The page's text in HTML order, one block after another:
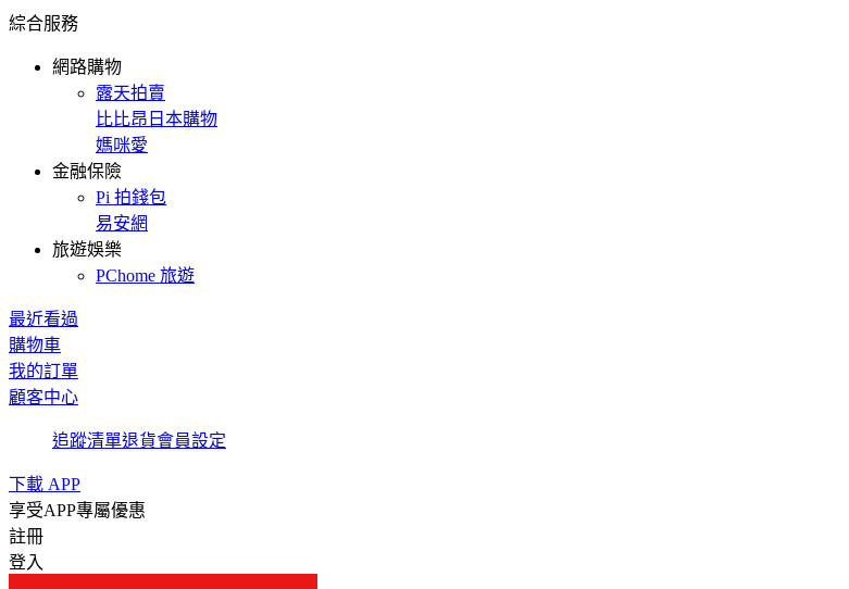
綜合服務
網路購物
露天拍賣
比比昂日本購物
媽咪愛
金融保險
Pi 拍錢包
易安網
旅遊娛樂
PChome 旅遊
最近看過
購物車
我的訂單
顧客中心
追蹤清單退貨會員設定
下載 APP
享受APP專屬優惠
註冊
登入